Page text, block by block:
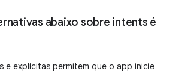
abaixo sobre intents é
e explícitas permitem que o app inicie